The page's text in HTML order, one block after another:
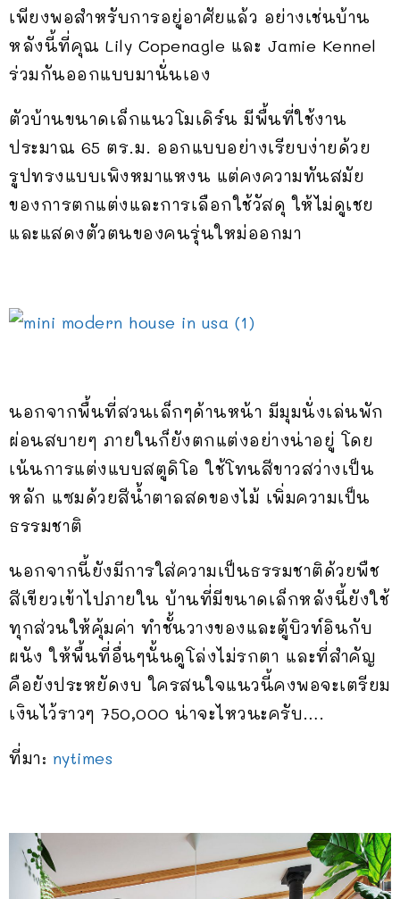
เพียงพอสำหรับการอยู่อาศัยแล้ว อย่างเช่นบ้าน
หลังนี้ที่คุณ Lily Copenagle และ Jamie Kennel
ร่วมกันออกแบบมานั่นเอง
ตัวบ้านขนาดเล็กแนวโมเดิร์น มีพื้นที่ใช้งาน
ประมาณ 65 ตร.ม. ออกแบบอย่างเรียบง่ายด้วย
รูปทรงแบบเพิงหมาแหงน แต่คงความทันสมัย
ของการตกแต่งและการเลือกใช้วัสดุ ให้ไม่ดูเชย
และแสดงตัวตนของคนรุ่นใหม่ออกมา
นอกจากพื้นที่สวนเล็กๆด้านหน้า มีมุมนั่งเล่นพัก
ผ่อนสบายๆ ภายในก็ยังตกแต่งอย่างน่าอยู่ โดย
เน้นการแต่งแบบสตูดิโอ ใช้โทนสีขาวสว่างเป็น
หลัก แซมด้วยสีน้ำตาลสดของไม้ เพิ่มความเป็น
ธรรมชาติ
นอกจากนี้ยังมีการใส่ความเป็นธรรมชาติด้วยพืช
สีเขียวเข้าไปภายใน บ้านที่มีขนาดเล็กหลังนี้ยังใช้
ทุกส่วนให้คุ้มค่า ทำชั้นวางของและตู้บิวท์อินกับ
ผนัง ให้พื้นที่อื่นๆนั้นดูโล่งไม่รกตา และที่สำคัญ
คือยังประหยัดงบ ใครสนใจแนวนี้คงพอจะเตรียม
เงินไว้ราวๆ 750,000 น่าจะไหวนะครับ….
ที่มา: nytimes